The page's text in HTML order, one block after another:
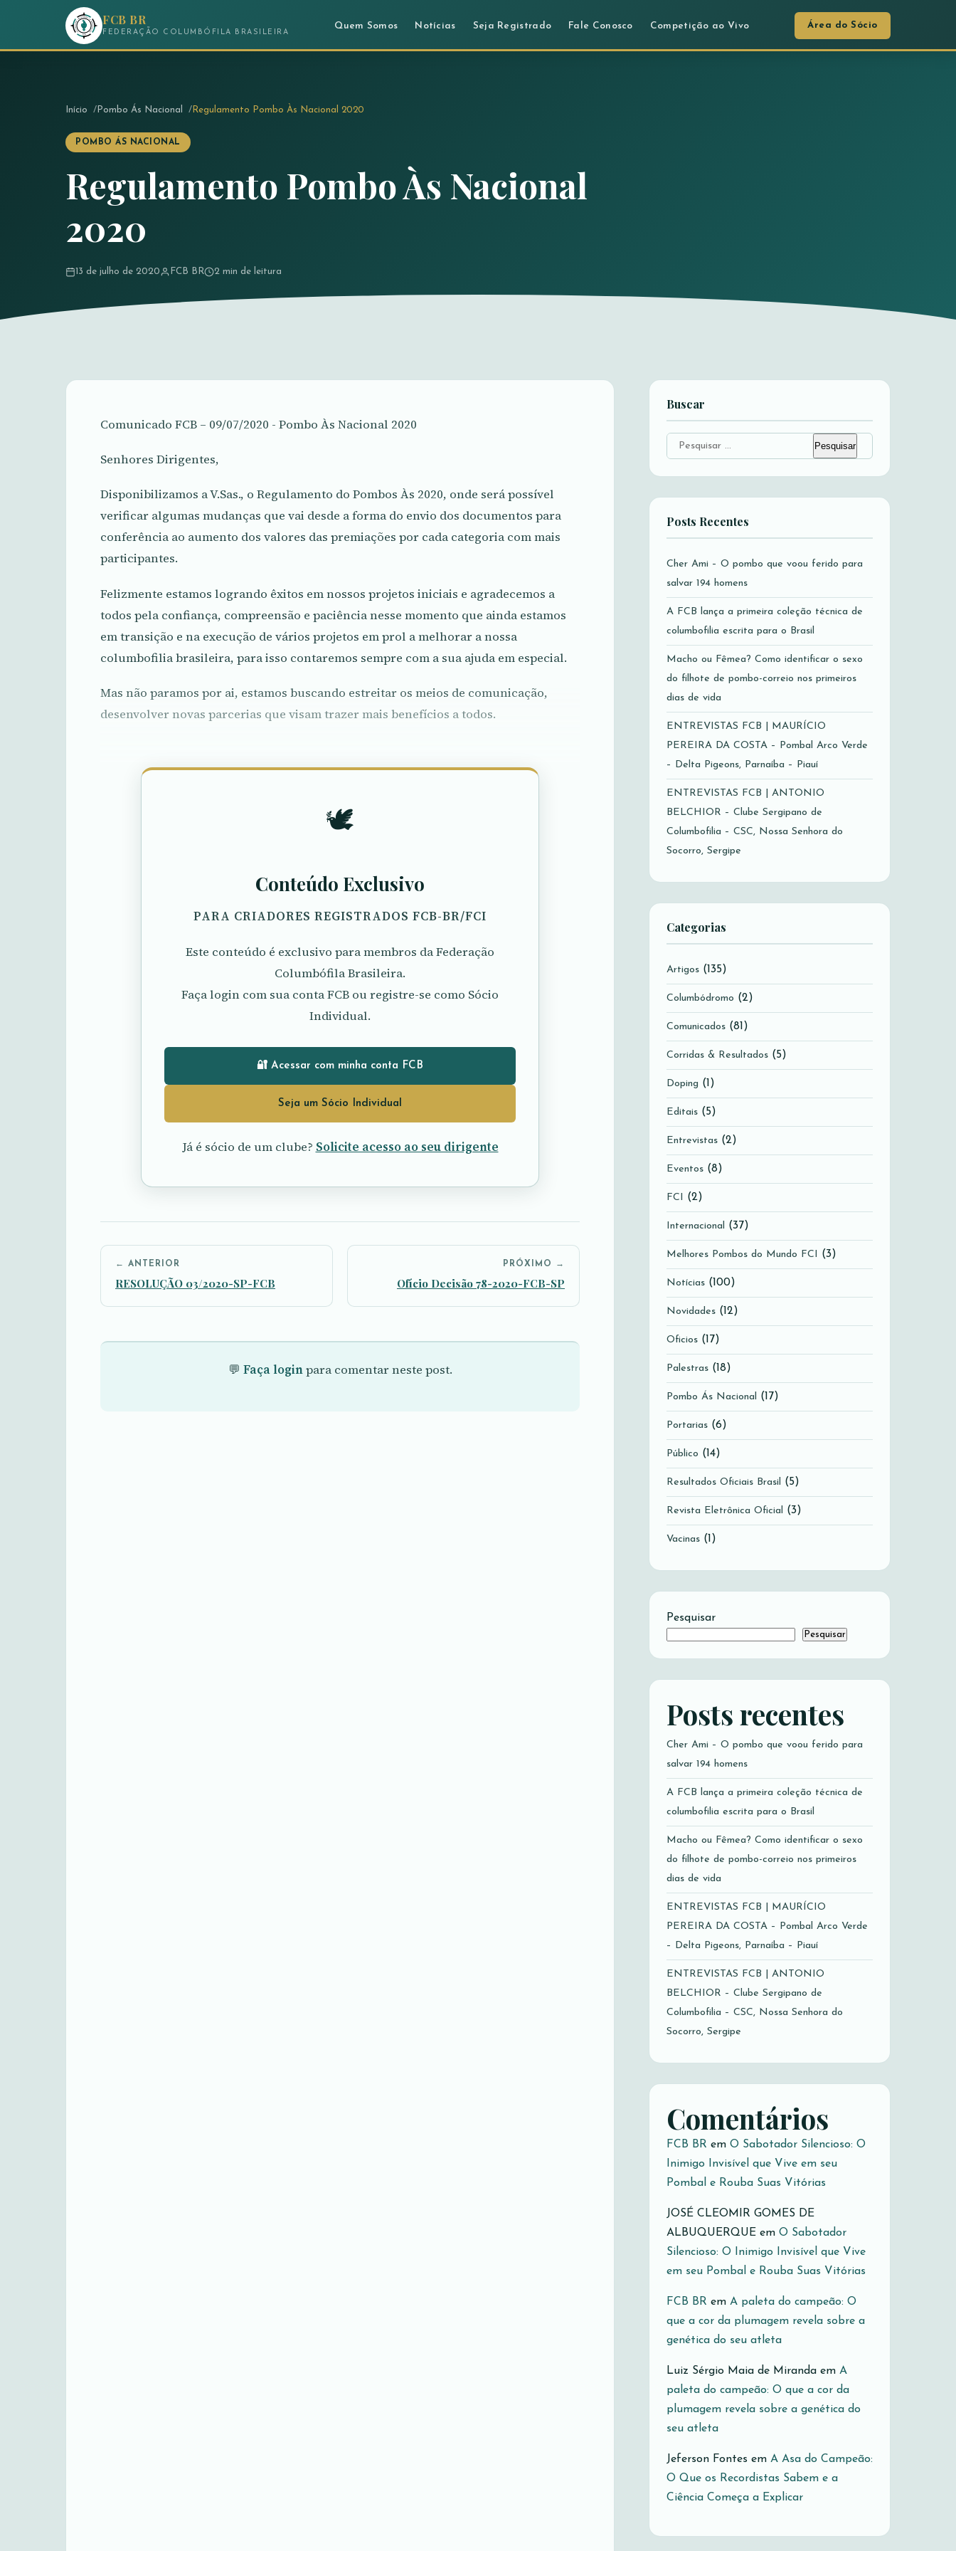
FCB BR
FEDERAÇÃO COLUMBÓFILA BRASILEIRA
Quem Somos Notícias Seja Registrado Fale Conosco Competição ao Vivo Área do Sócio
Início Pombo Ás Nacional Regulamento Pombo Às Nacional 2020
POMBO ÁS NACIONAL
Regulamento Pombo Às Nacional
2020
13 de julho de 2020 FCB BR 2 min de leitura
Comunicado FCB – 09/07/2020 - Pombo Às Nacional 2020
Senhores Dirigentes,
Disponibilizamos a V.Sas., o Regulamento do Pombos Às 2020, onde será possível
verificar algumas mudanças que vai desde a forma do envio dos documentos para
conferência ao aumento dos valores das premiações por cada categoria com mais
participantes.
Felizmente estamos logrando êxitos em nossos projetos iniciais e agradecemos a
todos pela confiança, compreensão e paciência nesse momento que ainda estamos
em transição e na execução de vários projetos em prol a melhorar a nossa
columbofilia brasileira, para isso contaremos sempre com a sua ajuda em especial.
Mas não paramos por ai, estamos buscando estreitar os meios de comunicação,
desenvolver novas parcerias que visam trazer mais benefícios a todos.
🕊️
Conteúdo Exclusivo
PARA CRIADORES REGISTRADOS FCB-BR/FCI
Este conteúdo é exclusivo para membros da Federação
Columbófila Brasileira.
Faça login com sua conta FCB ou registre-se como Sócio
Individual.
🔐 Acessar com minha conta FCB
Seja um Sócio Individual
Já é sócio de um clube? Solicite acesso ao seu dirigente
← ANTERIOR
RESOLUÇÃO 03/2020-SP-FCB
PRÓXIMO →
Ofício Decisão 78-2020-FCB-SP
💬 Faça loginpara comentar neste post.
Buscar
Pesquisar
por:
Posts Recentes
Cher Ami – O pombo que voou ferido para
salvar 194 homens
A FCB lança a primeira coleção técnica de
columbofilia escrita para o Brasil
Macho ou Fêmea? Como identificar o sexo
do filhote de pombo-correio nos primeiros
dias de vida
ENTREVISTAS FCB | MAURÍCIO
PEREIRA DA COSTA – Pombal Arco Verde
– Delta Pigeons, Parnaíba – Piauí
ENTREVISTAS FCB | ANTONIO
BELCHIOR – Clube Sergipano de
Columbofilia – CSC, Nossa Senhora do
Socorro, Sergipe
Categorias
Artigos (135)
Columbódromo (2)
Comunicados (81)
Corridas & Resultados (5)
Doping (1)
Editais (5)
Entrevistas (2)
Eventos (8)
FCI (2)
Internacional (37)
Melhores Pombos do Mundo FCI (3)
Notícias (100)
Novidades (12)
Oficios (17)
Palestras (18)
Pombo Ás Nacional (17)
Portarias (6)
Público (14)
Resultados Oficiais Brasil (5)
Revista Eletrônica Oficial (3)
Vacinas (1)
Pesquisar
Pesquisar
Posts recentes
Cher Ami – O pombo que voou ferido para
salvar 194 homens
A FCB lança a primeira coleção técnica de
columbofilia escrita para o Brasil
Macho ou Fêmea? Como identificar o sexo
do filhote de pombo-correio nos primeiros
dias de vida
ENTREVISTAS FCB | MAURÍCIO
PEREIRA DA COSTA – Pombal Arco Verde
– Delta Pigeons, Parnaíba – Piauí
ENTREVISTAS FCB | ANTONIO
BELCHIOR – Clube Sergipano de
Columbofilia – CSC, Nossa Senhora do
Socorro, Sergipe
Comentários
FCB BR em O Sabotador Silencioso: O
Inimigo Invisível que Vive em seu
Pombal e Rouba Suas Vitórias
JOSÉ CLEOMIR GOMES DE
ALBUQUERQUE em O Sabotador
Silencioso: O Inimigo Invisível que Vive
em seu Pombal e Rouba Suas Vitórias
FCB BR em A paleta do campeão: O
que a cor da plumagem revela sobre a
genética do seu atleta
Luiz Sérgio Maia de Miranda em A
paleta do campeão: O que a cor da
plumagem revela sobre a genética do
seu atleta
Jeferson Fontes em A Asa do Campeão:
O Que os Recordistas Sabem e a
Ciência Começa a Explicar